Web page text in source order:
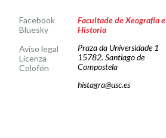
Facebook
Bluesky
Aviso legal
Licenza
Colofón
Facultade de Xeografía e
Historia
Praza da Universidade 1
15782. Santiago de
Compostela
histagra@usc.es